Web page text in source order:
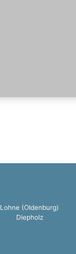
Lohne (Oldenburg)
Diepholz